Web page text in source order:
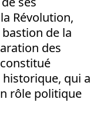
Révolution,
de la
des
constitué
qui a
rôle politique